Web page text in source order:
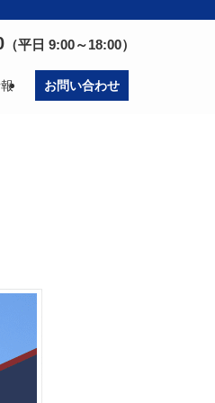
お問い合わせ
（平日 9:00～18:00）